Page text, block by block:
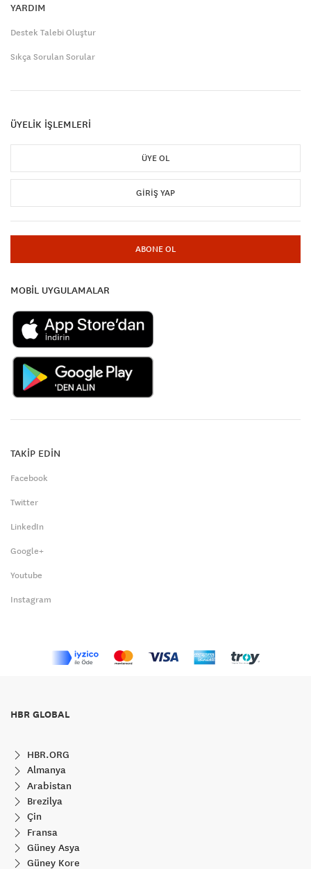
YARDIM
Destek Talebi Oluştur
Sıkça Sorulan Sorular
ÜYELİK İŞLEMLERİ
ÜYE OL
GIRIŞ YAP
ABONE OL
MOBİL UYGULAMALAR
TAKİP EDİN
Facebook
Twitter
LinkedIn
Google+
Youtube
Instagram
HBR GLOBAL
HBR.ORG
Almanya
Arabistan
Brezilya
Çin
Fransa
Güney Asya
Güney Kore